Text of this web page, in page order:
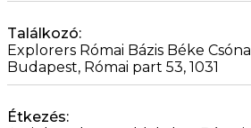
Találkozó:
Explorers Római Bázis Béke
Budapest, Római part 53, 1031
Étkezés: